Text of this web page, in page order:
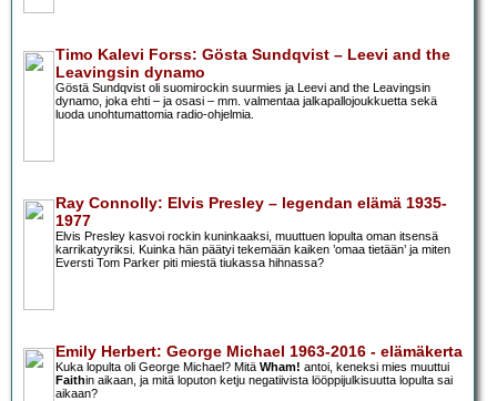
Timo Kalevi Forss: Gösta Sundqvist – Leevi and the
Leavingsin dynamo
Göstä Sundqvist oli suomirockin suurmies ja Leevi and the Leavingsin
dynamo, joka ehti – ja osasi – mm. valmentaa jalkapallojoukkuetta sekä
luoda unohtumattomia radio-ohjelmia.
Ray Connolly: Elvis Presley – legendan elämä 1935-
1977
Elvis Presley kasvoi rockin kuninkaaksi, muuttuen lopulta oman itsensä
karrikatyyriksi. Kuinka hän päätyi tekemään kaiken ’omaa tietään’ ja miten
Eversti Tom Parker piti miestä tiukassa hihnassa?
Emily Herbert: George Michael 1963-2016 - elämäkerta
Kuka lopulta oli George Michael? Mitä Wham! antoi, keneksi mies muuttui
Faithin aikaan, ja mitä loputon ketju negatiivista lööppijulkisuutta lopulta sai
aikaan?